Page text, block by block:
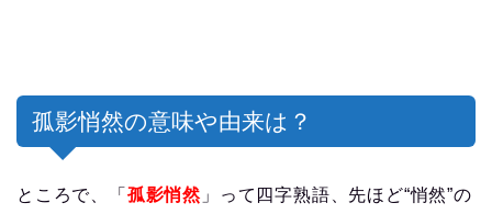
孤影悄然の意味や由来は？
ところで、「 孤影悄然 」って四字熟語、先ほど“悄然”の